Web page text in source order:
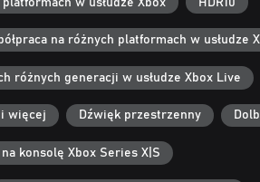
na różnych platformach w usłudze
różnych generacji w usłudze Xbox Live
więcej Dźwięk przestrzenny
konsolę Xbox Series X|S